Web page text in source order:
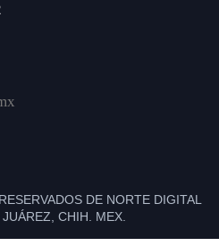
DE NORTE DIGITAL
CHIH. MEX.